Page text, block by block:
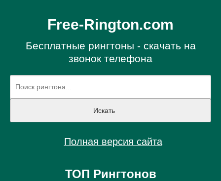
Free-Rington.com
Бесплатные рингтоны - скачать на
звонок телефона
Полная версия сайта
ТОП Рингтонов